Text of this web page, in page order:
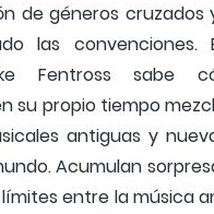
de géneros cruzados
las convenciones.
Fentross sabe
su propio tiempo
antiguas y
Acumulan
entre la música